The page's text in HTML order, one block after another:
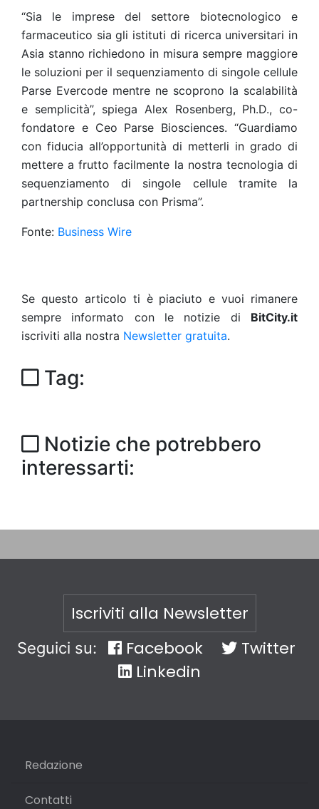
“Sia le imprese del settore biotecnologico e
farmaceutico sia gli istituti di ricerca universitari in
Asia stanno richiedono in misura sempre maggiore
le soluzioni per il sequenziamento di singole cellule
Parse Evercode mentre ne scoprono la scalabilità
e semplicità”, spiega Alex Rosenberg, Ph.D., co-
fondatore e Ceo Parse Biosciences. “Guardiamo
con fiducia all’opportunità di metterli in grado di
mettere a frutto facilmente la nostra tecnologia di
sequenziamento di singole cellule tramite la
partnership conclusa con Prisma”.
Fonte: Business Wire
Se questo articolo ti è piaciuto e vuoi rimanere
sempre informato con le notizie di BitCity.it
iscriviti alla nostra Newsletter gratuita.
Tag:
Notizie che potrebbero
interessarti:
Iscriviti alla Newsletter
Seguici su: Facebook
Twitter
Linkedin
Redazione
Contatti